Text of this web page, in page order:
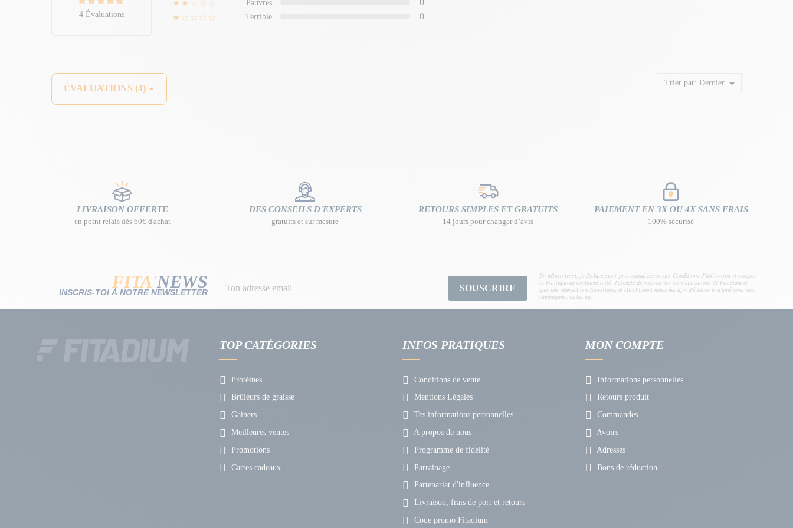
4 Évaluations
★★☆☆☆
Pauvres
0
★☆☆☆☆
Terrible 0
ÉVALUATIONS (4)
Trier par: Dernier
LIVRAISON OFFERTE
en point relais dès 60€ d'achat
DES CONSEILS D'EXPERTS
gratuits et sur mesure
RETOURS SIMPLES ET GRATUITS
14 jours pour changer d’avis
PAIEMENT EN 3X OU 4X SANS FRAIS
100% sécurisé
FITA'NEWS
INSCRIS-TOI À NOTRE NEWSLETTER SOUSCRIRE
En m'inscrivant, je déclare avoir pris connaissance des Conditions d’utilisation et accepte
la Politique de confidentialité. J'accepte de recevoir les communications de Fitadium et
que mes interactions (ouvertures et clics) soient mesurées afin d'évaluer et d'améliorer nos
campagnes marketing.
TOP CATÉGORIES
Protéines
Brûleurs de graisse
Gainers
Meilleures ventes
Promotions
Cartes cadeaux
INFOS PRATIQUES
Conditions de vente
Mentions Légales
Tes informations personnelles
A propos de nous
Programme de fidélité
Parrainage
Partenariat d'influence
Livraison, frais de port et retours
Code promo Fitadium
MON COMPTE
Informations personnelles
Retours produit
Commandes
Avoirs
Adresses
Bons de réduction